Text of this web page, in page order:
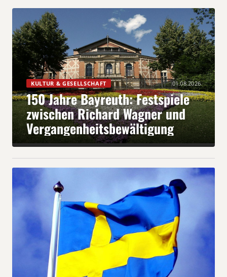
KULTUR & GESELLSCHAFT 01.08.2026
150 Jahre Bayreuth: Festspiele
zwischen Richard Wagner und
Vergangenheitsbewältigung